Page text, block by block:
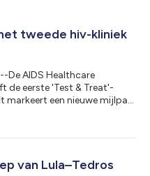
tweede hiv-kliniek
De AIDS Healthcare
de eerste 'Test & Treat'-
markeert een nieuwe mijlpaal
in Kiev is opnieuw een
aldus dr. Yaroslava
van Lula–Tedros